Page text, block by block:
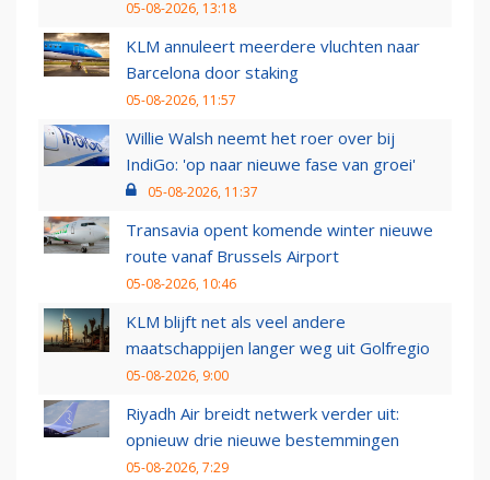
05-08-2026, 13:18
KLM annuleert meerdere vluchten naar
Barcelona door staking
05-08-2026, 11:57
Willie Walsh neemt het roer over bij
IndiGo: 'op naar nieuwe fase van groei'
05-08-2026, 11:37
Transavia opent komende winter nieuwe
route vanaf Brussels Airport
05-08-2026, 10:46
KLM blijft net als veel andere
maatschappijen langer weg uit Golfregio
05-08-2026, 9:00
Riyadh Air breidt netwerk verder uit:
opnieuw drie nieuwe bestemmingen
05-08-2026, 7:29